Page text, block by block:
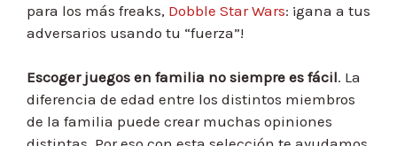
para los más freaks, Dobble Star Wars: ¡gana a tus
adversarios usando tu “fuerza”!
Escoger juegos en familia no siempre es fácil. La
diferencia de edad entre los distintos miembros
de la familia puede crear muchas opiniones